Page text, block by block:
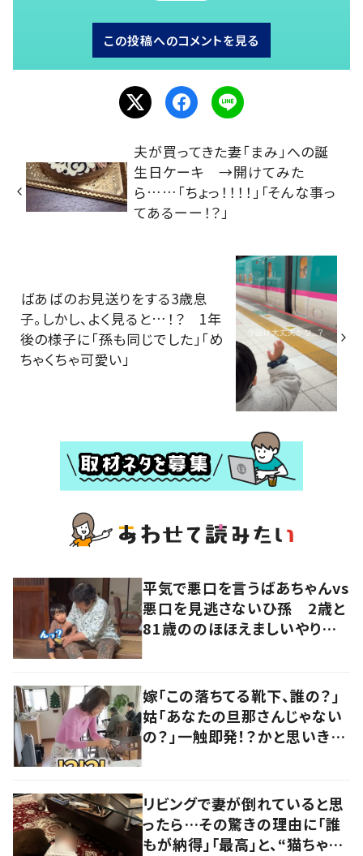
この投稿へのコメントを見る
夫が買ってきた妻「まみ」への誕
生日ケーキ →開けてみた
ら……「ちょっ！！！！」「そんな事っ
てあるーー！？」
ばあばのお見送りをする3歳息
子。しかし、よく見ると…！？ 1年
後の様子に「孫も同じでした」「め
ちゃくちゃ可愛い」
平気で悪口を言うばあちゃんvs
悪口を見逃さないひ孫 2歳と
81歳ののほほえましいやり取り
嫁「この落ちてる靴下、誰の？」
姑「あなたの旦那さんじゃない
の？」一触即発！？かと思いき
リビングで妻が倒れていると思
ったら…その驚きの理由に「誰
もが納得」「最高」と、“猫ちゃん